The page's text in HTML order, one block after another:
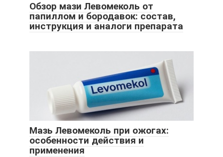
Обзор мази Левомеколь от
папиллом и бородавок: состав,
инструкция и аналоги препарата
Мазь Левомеколь при ожогах:
особенности действия и
применения